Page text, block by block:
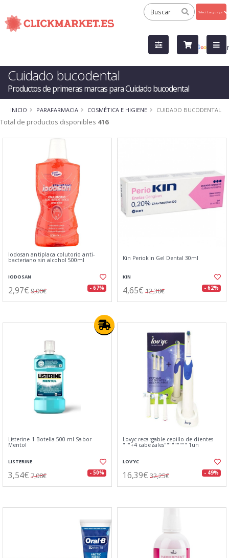
by
Cuidado bucodental
Productos de primeras marcas para Cuidado bucodental
INICIO PARAFARMACIA COSMÉTICA E HIGIENE CUIDADO BUCODENTAL
Total de productos disponibles 416
Iodosan antiplaca colutorio anti-
bacteriano sin alcohol 500ml
IODOSAN
2,97€ 9,00€ - 67%
Kin Periokin Gel Dental 30ml
KIN
4,65€ 12,38€ - 62%
Listerine 1 Botella 500 ml Sabor
Mentol
LISTERINE
3,54€ 7,08€ - 50%
Lovyc recargable cepillo de dientes
"""+4 cabezales""""""""" 1un
LOV'YC
16,39€ 32,25€ - 49%